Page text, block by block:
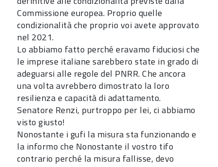
Commissione europea. Proprio quelle
condizionalità che proprio voi avete approvato
nel 2021.
Lo abbiamo fatto perché eravamo fiduciosi che
le imprese italiane sarebbero state in grado di
adeguarsi alle regole del PNRR. Che ancora
una volta avrebbero dimostrato la loro
resilienza e capacità di adattamento.
Senatore Renzi, purtroppo per lei, ci abbiamo
visto giusto!
Nonostante i gufi la misura sta funzionando e
la informo che Nonostante il vostro tifo
contrario perché la misura fallisse, devo